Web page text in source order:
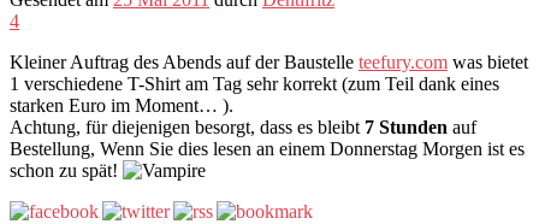
4
Kleiner Auftrag des Abends auf der Baustelle teefury.com was bietet
1 verschiedene T-Shirt am Tag sehr korrekt (zum Teil dank eines
starken Euro im Moment… ).
Achtung, für diejenigen besorgt, dass es bleibt 7 Stunden auf
Bestellung, Wenn Sie dies lesen an einem Donnerstag Morgen ist es
schon zu spät!